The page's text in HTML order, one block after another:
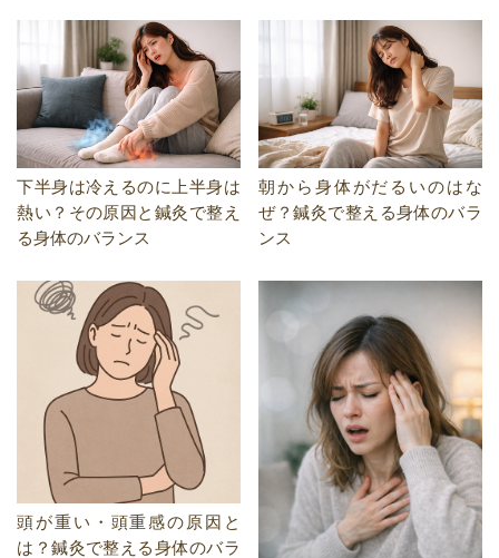
下半身は冷えるのに上半身は
熱い？その原因と鍼灸で整え
る身体のバランス
朝から身体がだるいのはな
ぜ？鍼灸で整える身体のバラ
ンス
頭が重い・頭重感の原因と
は？鍼灸で整える身体のバラ